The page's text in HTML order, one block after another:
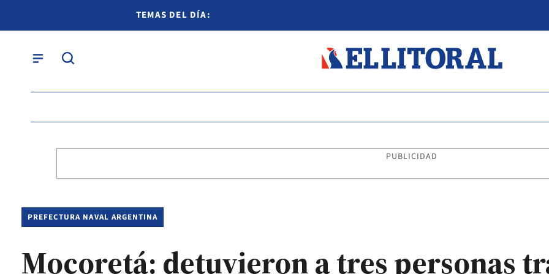
TEMAS DEL DÍA:
PUBLICIDAD
PREFECTURA NAVAL ARGENTINA
Mocoretá: detuvieron a tres personas